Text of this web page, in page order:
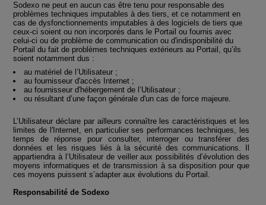
Sodexo ne peut en aucun cas être tenu pour responsable des
problèmes techniques imputables à des tiers, et ce notamment en
cas de dysfonctionnements imputables à des logiciels de tiers que
ceux-ci soient ou non incorporés dans le Portail ou fournis avec
celui-ci ou de problème de communication ou d'indisponibilité du
Portail du fait de problèmes techniques extérieurs au Portail, qu’ils
soient notamment dus :
au matériel de l’Utilisateur ;
au fournisseur d'accès Internet ;
au fournisseur d'hébergement de l’Utilisateur ;
ou résultant d’une façon générale d'un cas de force majeure.
L’Utilisateur déclare par ailleurs connaître les caractéristiques et les
limites de l'Internet, en particulier ses performances techniques, les
temps de réponse pour consulter, interroger ou transférer des
données et les risques liés à la sécurité des communications. Il
appartiendra à l’Utilisateur de veiller aux possibilités d’évolution des
moyens informatiques et de transmission à sa disposition pour que
ces moyens puissent s’adapter aux évolutions du Portail.
Responsabilité de Sodexo